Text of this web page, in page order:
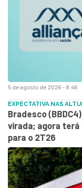
5 de agosto de 2026 - 8:46
EXPECTATIVA NAS
Bradesco
virada; agora
para o 2T26